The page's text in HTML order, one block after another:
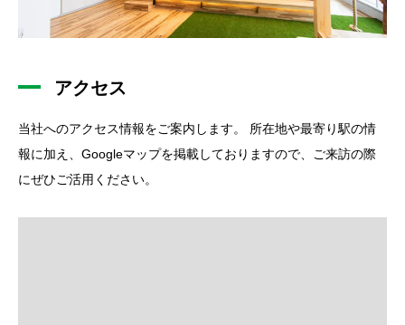
アクセス
当社へのアクセス情報をご案内します。 所在地や最寄り駅の情
報に加え、Googleマップを掲載しておりますので、ご来訪の際
にぜひご活用ください。